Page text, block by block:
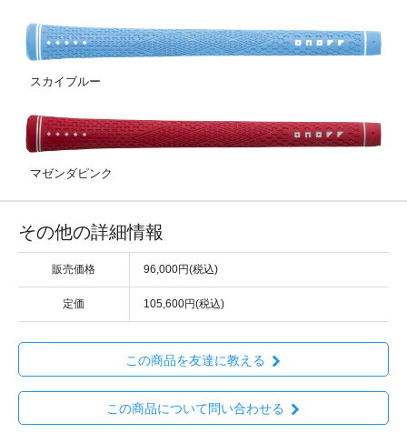
スカイブルー
マゼンダピンク
その他の詳細情報
販売価格 96,000円(税込)
定価 105,600円(税込)
この商品を友達に教える
この商品について問い合わせる